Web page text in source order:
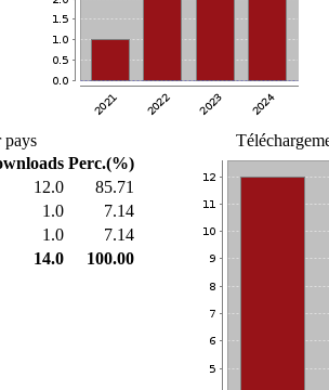
pays
Perc.(%)
12.0
85.71
1.0
7.14
1.0
7.14
14.0
100.00